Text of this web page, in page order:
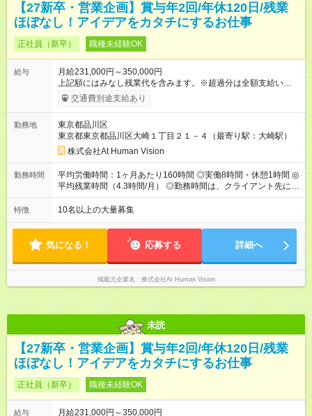
【27新卒・営業企画】賞与年2回/年休120日/残業
ほぼなし！アイデアをカタチにするお仕事
正社員（新卒） 職種未経験OK
給与
月給231,000円～350,000円
上記額にはみなし残業代を含みます。※超過分は全額支給いたし
ます。 みなし残業代 24,000円 ～ 37,000円／月 みなし残業時
間 15時間／月 【給与】 月給： 大卒・院卒 ：243，000
（固定残業代 24，000円） 賞与：年２回 （業績連動型） 昇
給：年２回（3月、9月) 試用期間：6ヶ月 ※上記額にはみなし残
業代（月15時間分）が含まれた 金額になります。超過分は追加
で全額支給。 【頑張りを給与・キャリアに還元します】 年に2
回⼈事評価があり等級が決まります。 等級に合わせた給与設定
のため、若い内からでも頑張り次第で給与アップが叶います。
（⽉給34～45万円）→課⻑（⽉給36～48万円）→部⻑（⽉給40
～58万円） 【試用期間】試用期間あり 試用期間の長さ：6ヶ月
※ 雇用形態と給与に、本採用時と異なる部分があります。 雇用
形態：本採用時と同じです。 給与：月給 224,000円 ～ 330,000
円 上記額にはみなし残業代を含みます。※超過分は全額支給い
たします。 みなし残業代 24,000円 ～ 34,000円／月 みなし残業
交通費別途支給あり
勤務地
東京都品川区
東京都東京都品川区大崎１丁目２１－４（最寄り駅：大崎駅）
株式会社At Human Vision
勤務時間
平均労働時間：1ヶ月あたり160時間 ◎実働8時間・休憩1時間 ◎
平均残業時間（4.3時間/月） ◎勤務時間は、クライアント先に
より異なります。 ※＜シフト例＞ 10:00～19:00／11:00～
20:00 平均労働時間：1ヶ月あたり160時間 ◎実働8時間・休憩1
先に より異なります。 ※＜シフト例＞ 10:00～19:00／11:00
～20:00
特徴 10名以上の大量募集
気になる！ 応募する 詳細へ
掲載元企業名 株式会社At Human Vision
未読
【27新卒・営業企画】賞与年2回/年休120日/残業
ほぼなし！アイデアをカタチにするお仕事
正社員（新卒） 職種未経験OK
給与 月給231,000円～350,000円